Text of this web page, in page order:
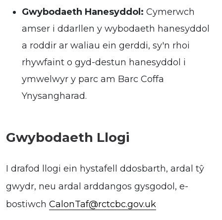
Gwybodaeth Hanesyddol: Cymerwch
amser i ddarllen y wybodaeth hanesyddol
a roddir ar waliau ein gerddi, sy'n rhoi
rhywfaint o gyd-destun hanesyddol i
ymwelwyr y parc am Barc Coffa
Ynysangharad.
Gwybodaeth Llogi
I drafod llogi ein hystafell ddosbarth, ardal tŷ
gwydr, neu ardal arddangos gysgodol, e-
bostiwch CalonTaf@rctcbc.gov.uk